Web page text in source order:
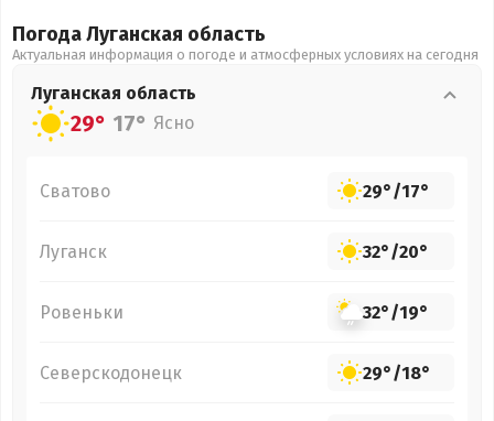
Погода Луганская область
Актуальная информация о погоде и атмосферных условиях на сегодня
Луганская область
29° 17° Ясно
Сватово 29°/17°
Луганск 32°/20°
Ровеньки 32°/19°
Северскодонецк 29°/18°